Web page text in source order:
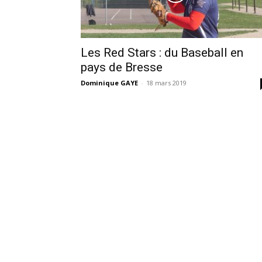
Les Red Stars : du Baseball en
pays de Bresse
Dominique GAYE - 18 mars 2019